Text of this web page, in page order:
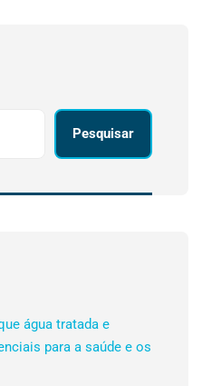
Pesquisar
água tratada e
para a saúde e os